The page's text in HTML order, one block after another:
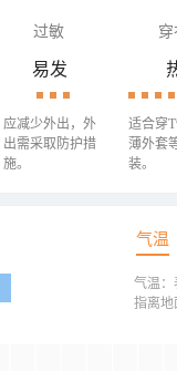
过敏 穿
易发
应减少外出，外
出需采取防护措
施。
适合穿
薄外套
装。
气温
气温：
指离地